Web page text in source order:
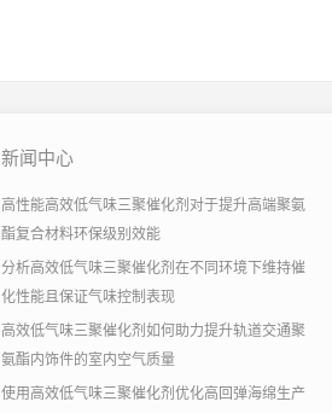
新闻中心
高性能高效低气味三聚催化剂对于提升高端聚氨
酯复合材料环保级别效能
分析高效低气味三聚催化剂在不同环境下维持催
化性能且保证气味控制表现
高效低气味三聚催化剂如何助力提升轨道交通聚
氨酯内饰件的室内空气质量
使用高效低气味三聚催化剂优化高回弹海绵生产